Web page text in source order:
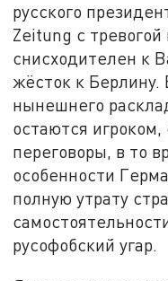
русского
Zeitung с
снисходителен к
жёсток к Берлину.
нынешнего
остаются
переговоры, в то
особенности
полную утрату
русофобский угар.